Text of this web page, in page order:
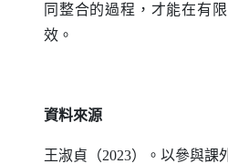
同整合的過程，才能在有
效。
資料來源
王淑貞（2023）。以參與課